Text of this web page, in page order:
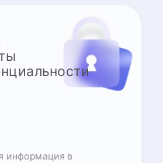
информация в